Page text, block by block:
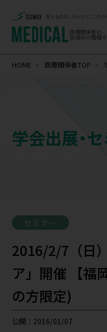
支えるのは、からだと、これから
医療関係者の
皆様向け情報サ
HOME > 医療関係者TOP >
学会出展・
セミナー
2016/2/7（日
ア」開催 【
の方限定)
公開：2016/01/07